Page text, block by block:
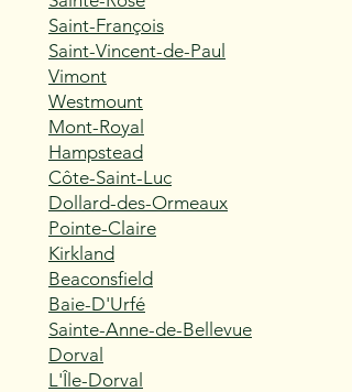
Saint-François
Saint-Vincent-de-Paul
Vimont
Westmount
Mont-Royal
Hampstead
Côte-Saint-Luc
Dollard-des-Ormeaux
Pointe-Claire
Kirkland
Beaconsfield
Baie-D'Urfé
Sainte-Anne-de-Bellevue
Dorval
L'Île-Dorval